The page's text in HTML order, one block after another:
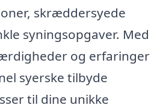
skræddersyede
syningsopgaver. Med
og erfaringer
syerske tilbyde
til dine unikke